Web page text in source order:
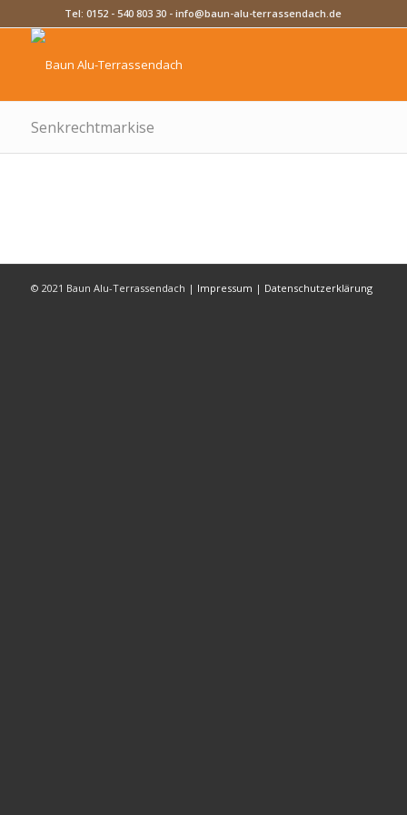
Tel:0152 - 540 803 30 -info@baun-alu-terrassendach.de
Senkrechtmarkise
© 2021 Baun Alu-Terrassendach | Impressum | Datenschutzerklärung